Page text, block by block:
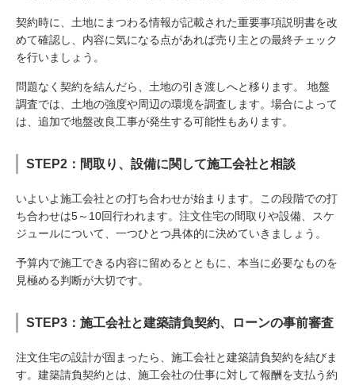
契約時に、土地にまつわる情報が記載された重要事項説明書を改
めて確認し、内容に気になる点があれば売り主との最終チェック
を行いましょう。
問題なく契約を結んだら、土地の引き渡しへと移ります。 地盤
調査では、土地の強度や周辺の環境を調査します。場合によって
は、追加で地盤改良工事が発生する可能性もあります。
STEP2：間取り、設備に関して施工会社と相談
いよいよ施工会社との打ち合わせが始まります。この段階での打
ち合わせは5～10回行われます。注文住宅の間取りや設備、スケ
ジュールについて、一つひとつ具体的に決めていきましょう。
予算内で施工できる内容に留めるとともに、本当に必要なものを
見極める判断が大切です。
STEP3：施工会社と建築請負契約、ローンの事前審査
注文住宅の設計が固まったら、施工会社と建築請負契約を結びま
す。建築請負契約とは、施工会社の仕事に対して報酬を支払う約